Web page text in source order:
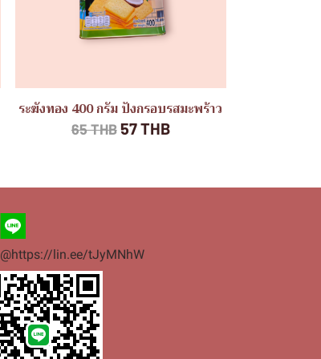
ระฆังทอง 400 กรัม ปังกรอบรสมะพร้าว
65 THB57 THB
@https://lin.ee/tJyMNhW